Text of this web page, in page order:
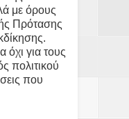
με όρους
Πρότασης
για τους
πολιτικού
που